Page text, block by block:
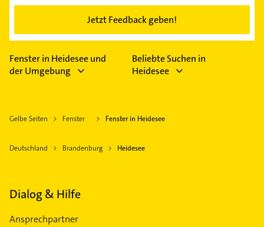
Jetzt Feedback geben!
Fenster in Heidesee und
der Umgebung
Beliebte Suchen in
Heidesee
Gelbe Seiten Fenster Fenster in Heidesee
Deutschland Brandenburg Heidesee
Dialog & Hilfe
Ansprechpartner